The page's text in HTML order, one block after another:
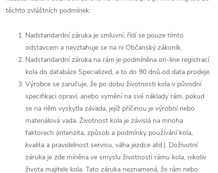
těchto zvláštních podmínek:
Nadstandardní záruka je smluvní, řídí se pouze tímto
odstavcem a nevztahuje se na ni Občanský zákoník.
Nadstandardní záruka na rám je podmíněna on-line registrací
kola do databáze Specialized, a to do 90 dnů od data prodeje.
Výrobce se zaručuje, že po dobu životnosti kola v původní
specifikaci opraví, anebo vymění na své náklady rám, pokud
se na něm vyskytla závada, jejíž příčinou je výrobní nebo
materiálová vada. Životnost kola je závislá na mnoha
faktorech (intenzita, způsob a podmínky používání kola,
kvalita a pravidelnost servisu, váha jezdce atd.). Doživotní
záruka je zde míněna ve smyslu životnosti rámu kola, nikoliv
života majitele kola. Tato záruka neznamená, že rám nebo